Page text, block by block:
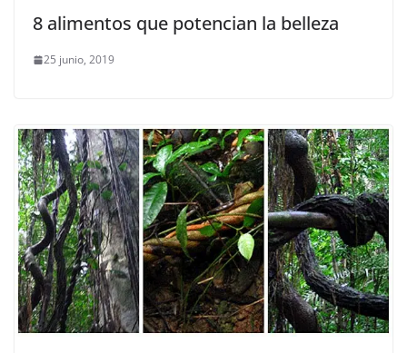
8 alimentos que potencian la belleza
25 junio, 2019